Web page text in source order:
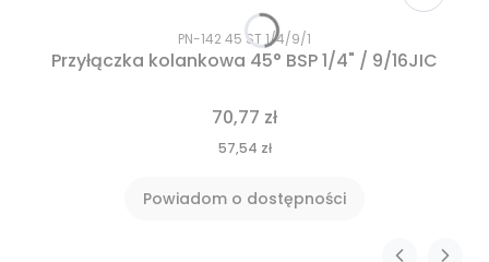
PN-142 45 ST 1/4/9/1
Przyłączka kolankowa 45° BSP 1/4" / 9/16JIC
70,77 zł
57,54 zł
Powiadom o dostępności